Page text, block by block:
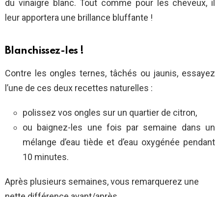
du vinaigre blanc. Tout comme pour les cheveux, il
leur apportera une brillance bluffante !
Blanchissez-les !
Contre les ongles ternes, tâchés ou jaunis, essayez
l’une de ces deux recettes naturelles :
polissez vos ongles sur un quartier de citron,
ou baignez-les une fois par semaine dans un
mélange d’eau tiède et d’eau oxygénée pendant
10 minutes.
Après plusieurs semaines, vous remarquerez une